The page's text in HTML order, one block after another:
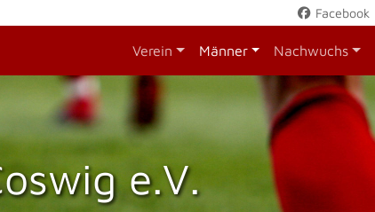
Facebook
Verein Männer Nachwuchs
e.V.